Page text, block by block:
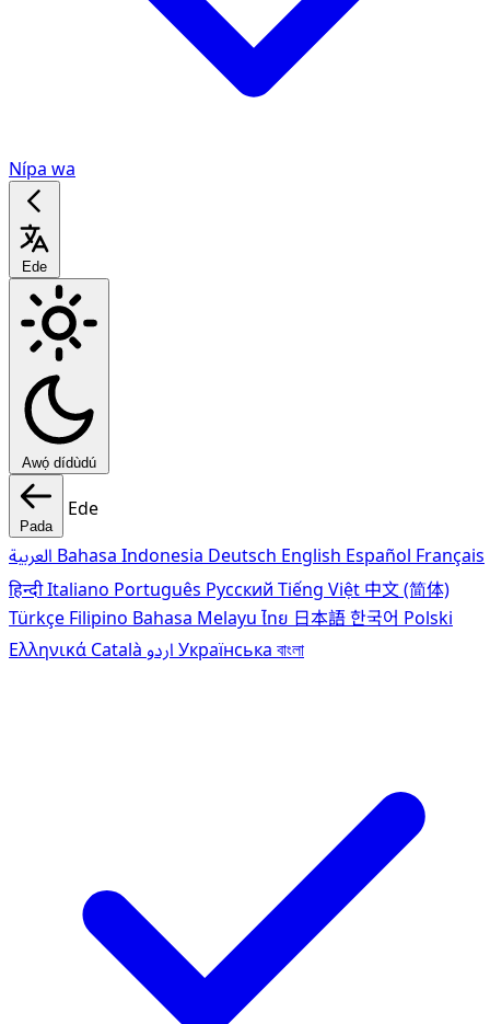
Nípa wa
Ede
Awọ́ dídùdú
Pada
Ede
Bahasa Indonesia Deutsch English Español Français
हिन्दीItaliano Português Pусский Tiếng Việt 中文 (简体)
Türkçe Filipino Bahasa Melayu ไทย 日本語한국어 Polski
Ελληνικά Català Українська বাংলা